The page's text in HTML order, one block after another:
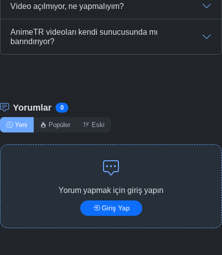
Video açılmıyor, ne yapmalıyım?
AnimeTR videoları kendi sunucusunda mı
barındırıyor?
Yorumlar 0
Yeni Popüler Eski
Yorum yapmak için giriş yapın
Giriş Yap